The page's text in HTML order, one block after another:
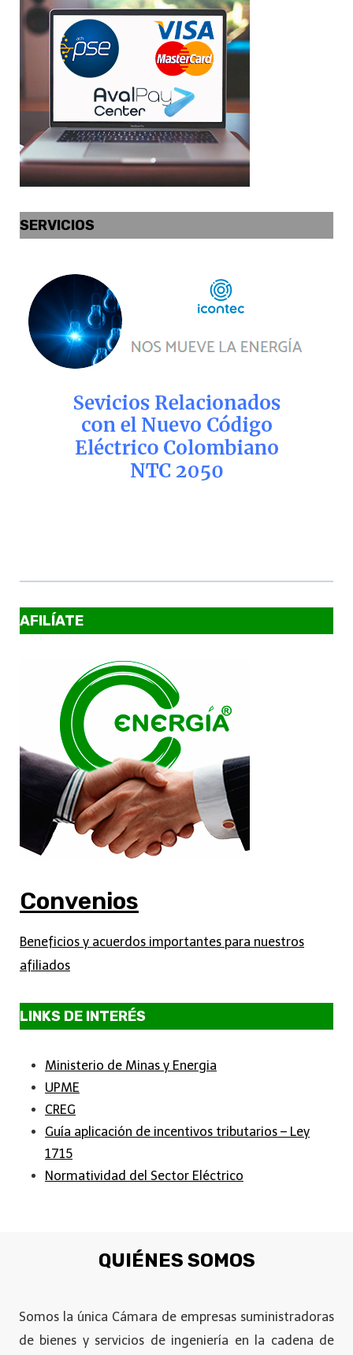
SERVICIOS
AFILÍATE
Convenios
Beneficios y acuerdos importantes para nuestros
afiliados
LINKS DE INTERÉS
Ministerio de Minas y Energia
UPME
CREG
Guía aplicación de incentivos tributarios – Ley
1715
Normatividad del Sector Eléctrico
QUIÉNES SOMOS
Somos la única Cámara de empresas suministradoras
de bienes y servicios de ingeniería en la cadena de